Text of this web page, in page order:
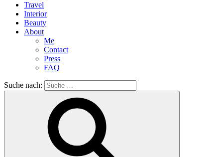
Travel
Interior
Beauty
About
Me
Contact
Press
FAQ
Suche nach: